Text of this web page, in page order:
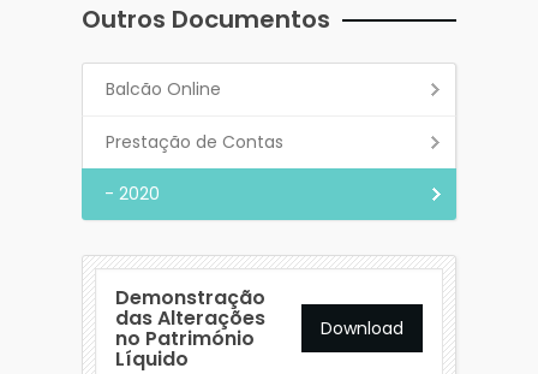
Outros Documentos
Balcão Online
Prestação de Contas
- 2020
Demonstração
das Alterações
no Património
Líquido
Download